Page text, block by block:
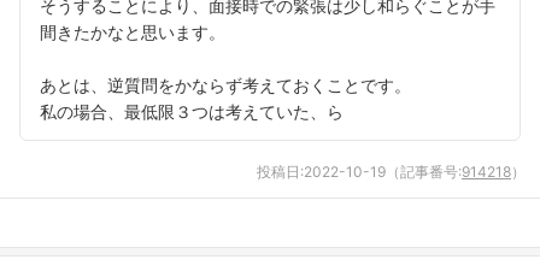
そうすることにより、面接時での緊張は少し和らぐことが手
間きたかなと思います。
あとは、逆質問をかならず考えておくことです。
私の場合、最低限３つは考えていた、ら
投稿日:2022-10-19 （記事番号:914218）